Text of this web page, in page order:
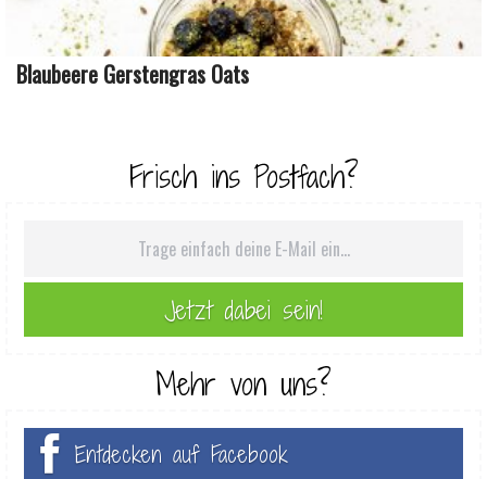
Blaubeere Gerstengras Oats
Frisch ins Postfach?
Mehr von uns?
Entdecken auf Facebook